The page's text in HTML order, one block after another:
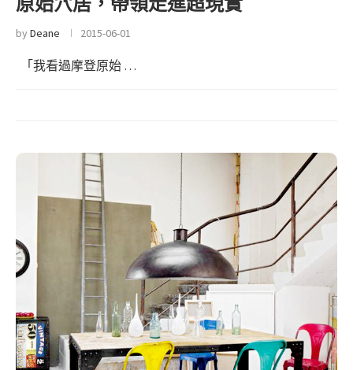
byDeane 2015-06-01
「我看過摩登原始 …